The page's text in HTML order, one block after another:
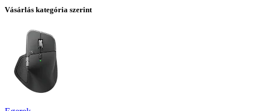
Vásárlás kategória szerint